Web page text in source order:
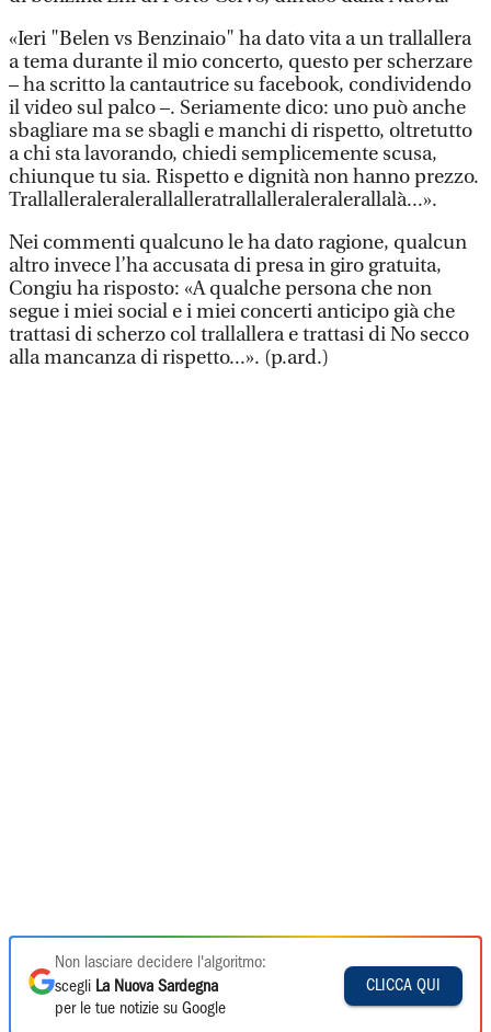
«Ieri "Belen vs Benzinaio" ha dato vita a un trallallera
a tema durante il mio concerto, questo per scherzare
– ha scritto la cantautrice su facebook, condividendo
il video sul palco –. Seriamente dico: uno può anche
sbagliare ma se sbagli e manchi di rispetto, oltretutto
a chi sta lavorando, chiedi semplicemente scusa,
chiunque tu sia. Rispetto e dignità non hanno prezzo.
Trallalleraleralerallalleratrallalleraleralerallalà...».
Nei commenti qualcuno le ha dato ragione, qualcun
altro invece l’ha accusata di presa in giro gratuita,
Congiu ha risposto: «A qualche persona che non
segue i miei social e i miei concerti anticipo già che
trattasi di scherzo col trallallera e trattasi di No secco
alla mancanza di rispetto...». (p.ard.)
Non lasciare decidere l'algoritmo:
scegli La Nuova Sardegna
per le tue notizie su Google
CLICCA QUI